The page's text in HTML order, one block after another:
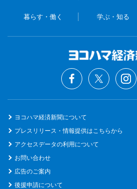
暮らす・働く 学ぶ・知る
ヨコハマ経済新聞について
プレスリリース・情報提供はこちらから
アクセスデータの利用について
お問い合わせ
広告のご案内
後援申請について